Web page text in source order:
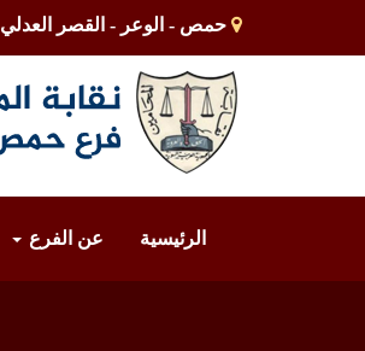
حمص - الوعر - القصر العدلي
الرئيسية عن الفرع